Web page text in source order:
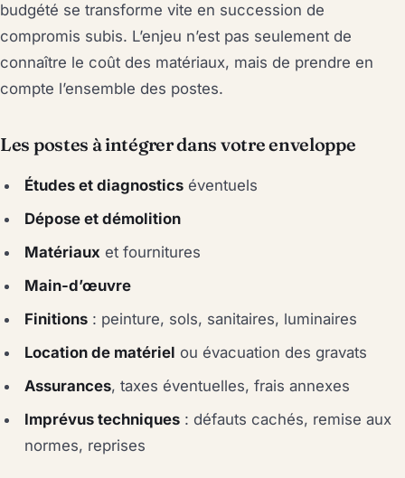
budgété se transforme vite en succession de
compromis subis. L’enjeu n’est pas seulement de
connaître le coût des matériaux, mais de prendre en
compte l’ensemble des postes.
Les postes à intégrer dans votre enveloppe
Études et diagnostics éventuels
Dépose et démolition
Matériaux et fournitures
Main-d’œuvre
Finitions : peinture, sols, sanitaires, luminaires
Location de matériel ou évacuation des gravats
Assurances, taxes éventuelles, frais annexes
Imprévus techniques : défauts cachés, remise aux
normes, reprises